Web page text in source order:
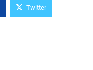
Twitter